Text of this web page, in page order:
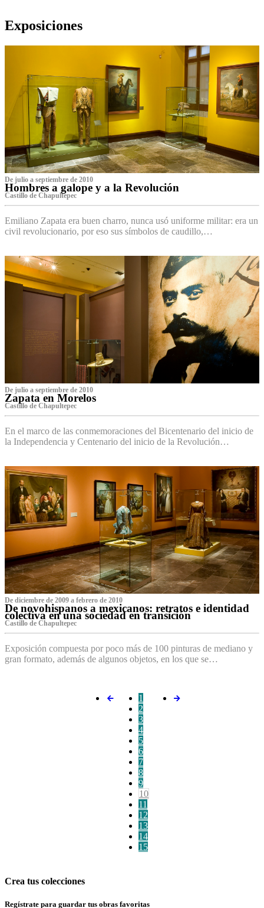
Exposiciones
De julio a septiembre de 2010
Hombres a galope y a la Revolución
Castillo de Chapultepec
Emiliano Zapata era buen charro, nunca usó uniforme militar: era un
civil revolucionario, por eso sus símbolos de caudillo,…
De julio a septiembre de 2010
Zapata en Morelos
Castillo de Chapultepec
En el marco de las conmemoraciones del Bicentenario del inicio de
la Independencia y Centenario del inicio de la Revolución…
De diciembre de 2009 a febrero de 2010
De novohispanos a mexicanos: retratos e identidad
colectiva en una sociedad en transición
Castillo de Chapultepec
Exposición compuesta por poco más de 100 pinturas de mediano y
gran formato, además de algunos objetos, en los que se…
1
2
3
4
5
6
7
8
9
10
11
12
13
14
15
Crea tus colecciones
Regístrate para guardar tus obras favoritas